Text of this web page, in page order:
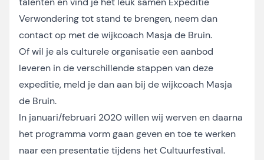
Verwondering tot stand te brengen, neem dan
contact op met de wijkcoach Masja de Bruin.
Of wil je als culturele organisatie een aanbod
leveren in de verschillende stappen van deze
expeditie, meld je dan aan bij de wijkcoach Masja
de Bruin.
In januari/februari 2020 willen wij werven en daarna
het programma vorm gaan geven en toe te werken
naar een presentatie tijdens het Cultuurfestival.